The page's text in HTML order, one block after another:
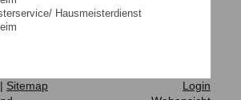
Hausmeisterdienst
| Sitemap
Login